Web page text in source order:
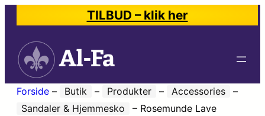
TILBUD – klik her
Forside – Butik – Produkter – Accessories
–
Sandaler & Hjemmesko
– Rosemunde Lave